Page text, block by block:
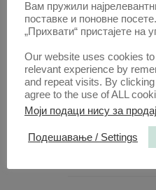
КОМЕНТАР
ТЕШКО И
ОКОЛНОСТИ
АУТОР /
САВО СТРУГАР
ОБЈАВЉЕНО:1955,
Вам пружили
поставке и поновне
„Прихвати“ пристајете
Our website uses cookies
relevant experience by
and repeat visits. By
agree to the use of ALL
Моји подаци нису за
Подешавање / Settings